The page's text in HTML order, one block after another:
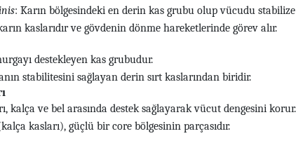
: Karın bölgesindeki en derin kas grubu olup vücudu
kaslarıdır ve gövdenin dönme hareketlerinde görev alır.
destekleyen kas grubudur.
stabilitesini sağlayan derin sırt kaslarından biridir.
kalça ve bel arasında destek sağlayarak vücut dengesini korur.
kasları), güçlü bir core bölgesinin parçasıdır.